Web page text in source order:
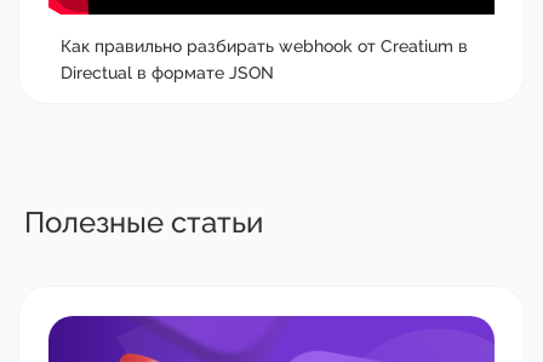
Как правильно разбирать webhook от Creatium в
Directual в формате JSON
Полезные статьи